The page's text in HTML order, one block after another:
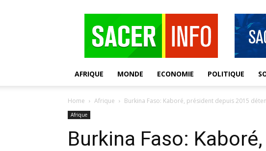
AFRIQUE MONDE ECONOMIE POLITIQUE
Home Afrique Burkina Faso: Kaboré, président depuis 2015
Afrique
Burkina Faso: